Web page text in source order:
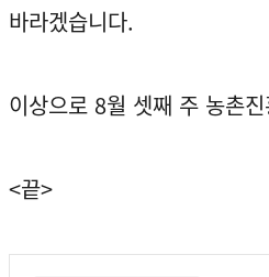
바라겠습니다.
이상으로 8월 셋째 주 농촌
<끝>